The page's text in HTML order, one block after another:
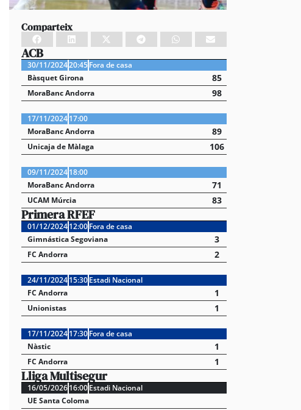
Comparteix
ACB
30/11/202420:45 Fora de casa
Bàsquet Girona
85
MoraBanc Andorra 98
17/11/2024 17:00
MoraBanc Andorra
89
Unicaja de Màlaga 106
09/11/2024 18:00
MoraBanc Andorra
71
UCAM Múrcia 83
Primera RFEF
01/12/2024 12:00 Fora de casa
Gimnástica Segoviana
3
FC Andorra 2
24/11/2024 15:30 Estadi Nacional
FC Andorra
1
Unionistas 1
17/11/2024 17:30 Fora de casa
Nàstic
1
FC Andorra 1
Lliga Multisegur
16/05/2026 16:00 Estadi Nacional
UE Santa Coloma